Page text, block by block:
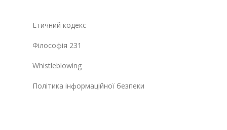
Етичний кодекс
Філософія 231
Whistleblowing
Політика інформаційної безпеки